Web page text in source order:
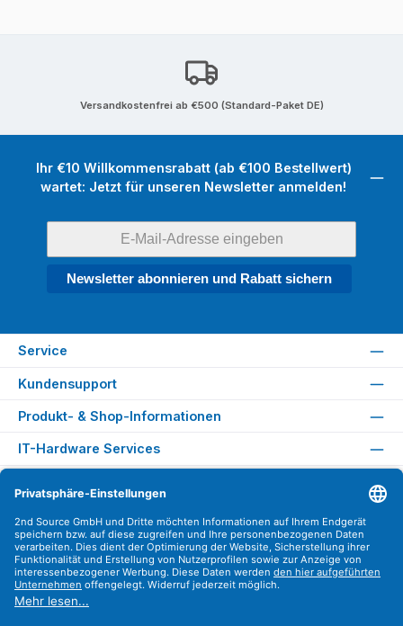
Versandkostenfrei ab €500 (Standard-Paket DE)
Ihr €10 Willkommensrabatt (ab €100 Bestellwert)
wartet: Jetzt für unseren Newsletter anmelden!
Newsletter abonnieren und Rabatt sichern
Service
Kundensupport
Produkt- & Shop-Informationen
IT-Hardware Services
Versandarten
Zahlungsarten
Sicher Einkaufen
Find us on